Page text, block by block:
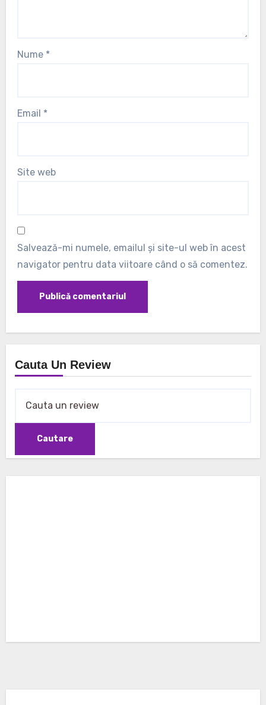
Nume *
Email *
Site web
Salvează-mi numele, emailul și site-ul web în acest
navigator pentru data viitoare când o să comentez.
Cauta Un Review